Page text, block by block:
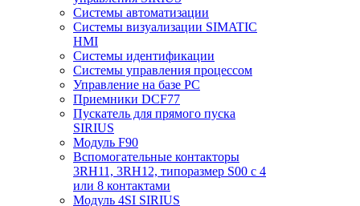
Системы автоматизации
Системы визуализации SIMATIC
HMI
Системы идентификации
Системы управления процессом
Управление на базе РС
Приемники DCF77
Пускатель для прямого пуска
SIRIUS
Модуль F90
Вспомогательные контакторы
3RH11, 3RH12, типоразмер S00 с 4
или 8 контактами
Модуль 4SI SIRIUS